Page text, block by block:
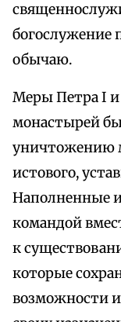
богослужение
обычаю.
Меры Петра I
монастырей
уничтожению
истового,
Наполненные
командой
к
которые
возможности